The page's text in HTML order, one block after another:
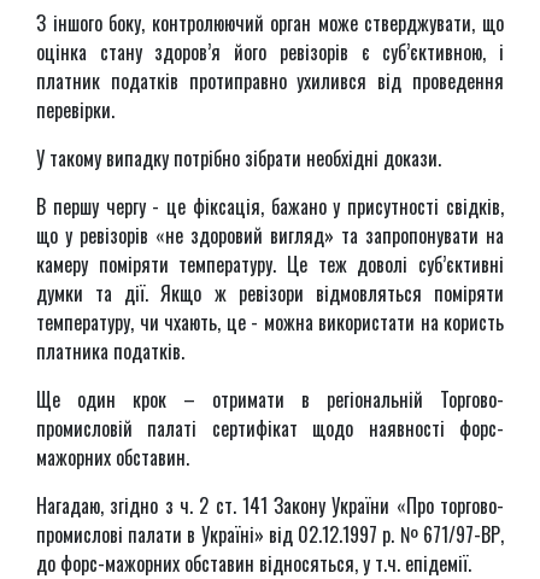
З іншого боку, контролюючий орган може стверджувати, що
оцінка стану здоров’я його ревізорів є суб’єктивною, і
платник податків протиправно ухилився від проведення
перевірки.
У такому випадку потрібно зібрати необхідні докази.
В першу чергу - це фіксація, бажано у присутності свідків,
що у ревізорів «не здоровий вигляд» та запропонувати на
камеру поміряти температуру. Це теж доволі суб’єктивні
думки та дії. Якщо ж ревізори відмовляться поміряти
температуру, чи чхають, це - можна використати на користь
платника податків.
Ще один крок – отримати в регіональній Торгово-
промисловій палаті сертифікат щодо наявності форс-
мажорних обставин.
Нагадаю, згідно з ч. 2 ст. 141 Закону України «Про торгово-
промислові палати в Україні» від 02.12.1997 р. № 671/97-ВР,
до форс-мажорних обставин відносяться, у т.ч. епідемії.